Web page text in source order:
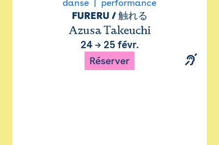
danse performance
FURERU / 触れる
Azusa Takeuchi
24→ 25 févr.
Réserver